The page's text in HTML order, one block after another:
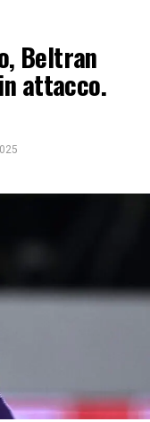
Beltran
attacco.